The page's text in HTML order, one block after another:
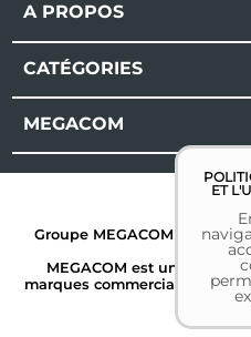
A PROPOS
CATÉGORIES
MEGACOM
ET
Groupe MEGACOM | Tous
MEGACOM est une
marques commerciales sont